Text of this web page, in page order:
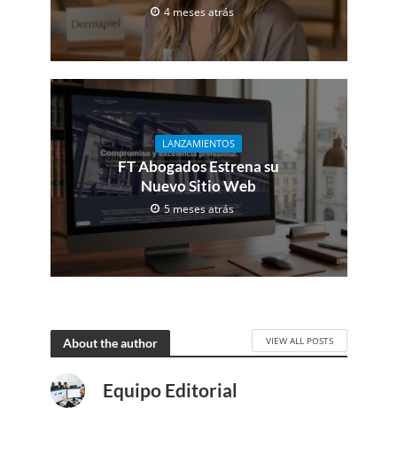
4 meses atrás
LANZAMIENTOS
FT Abogados Estrena su
Nuevo Sitio Web
5 meses atrás
About the author VIEW ALL POSTS
Equipo Editorial